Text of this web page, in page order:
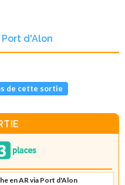
Port d'Alon
de cette sortie
en AR via Port d'Alon